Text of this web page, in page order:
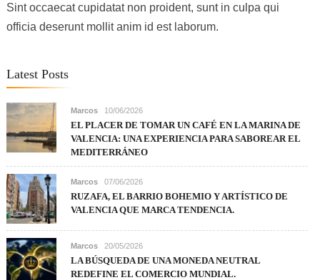
Sint occaecat cupidatat non proident, sunt in culpa qui
officia deserunt mollit anim id est laborum.
Latest Posts
Marcos 10/06/2026
EL PLACER DE TOMAR UN CAFÉ EN LA MARINA DE
VALENCIA: UNA EXPERIENCIA PARA SABOREAR EL
MEDITERRÁNEO
Marcos 07/06/2026
RUZAFA, EL BARRIO BOHEMIO Y ARTÍSTICO DE
VALENCIA QUE MARCA TENDENCIA.
Marcos 20/05/2026
LA BÚSQUEDA DE UNA MONEDA NEUTRAL
REDEFINE EL COMERCIO MUNDIAL.